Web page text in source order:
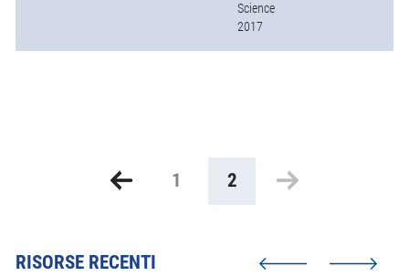
Science
2017
1 2
RISORSE RECENTI